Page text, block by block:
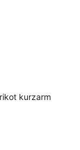
kurzarm